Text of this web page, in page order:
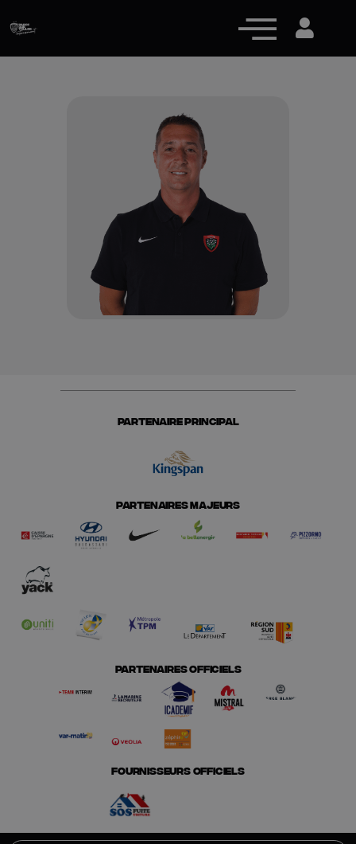
Actualités
Équipe pro
Nos équipes
Fan Zone
RCT Engagé
PARTENAIRE PRINCIPAL
PARTENAIRES MAJEURS
PARTENAIRES OFFICIELS
FOURNISSEURS OFFICIELS